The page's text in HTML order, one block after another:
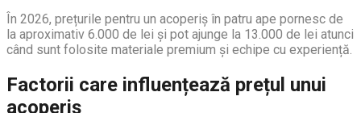
În 2026, prețurile pentru un acoperiș în patru ape pornesc de
la aproximativ 6.000 de lei și pot ajunge la 13.000 de lei atunci
când sunt folosite materiale premium și echipe cu experiență.
Factorii care influențează prețul unui
acoperiș